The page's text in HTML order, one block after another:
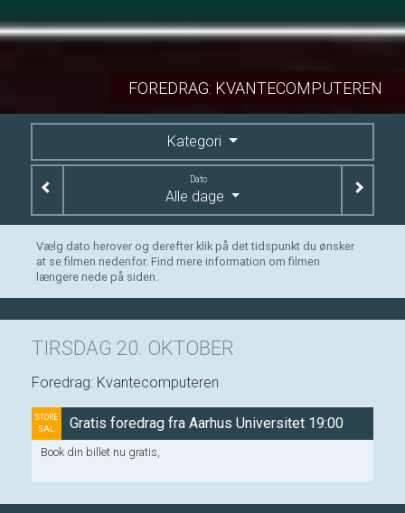
FOREDRAG: KVANTECOMPUTEREN
Kategori
Dato
Alle dage
Vælg dato herover og derefter klik på det tidspunkt du ønsker
at se filmen nedenfor. Find mere information om filmen
længere nede på siden.
TIRSDAG 20. OKTOBER
Foredrag: Kvantecomputeren
STORE
SAL
Gratis foredrag fra Aarhus Universitet 19:00
Book din billet nu gratis,